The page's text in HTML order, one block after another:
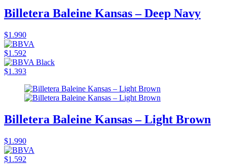
Billetera Baleine Kansas – Deep Navy
$1.990
$1.592
$1.393
Billetera Baleine Kansas – Light Brown
$1.990
$1.592